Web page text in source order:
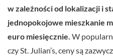
w zależności od lokalizacji i
jednopokojowe mieszkanie
euro miesięcznie. W
czy St. Julian’s, ceny są